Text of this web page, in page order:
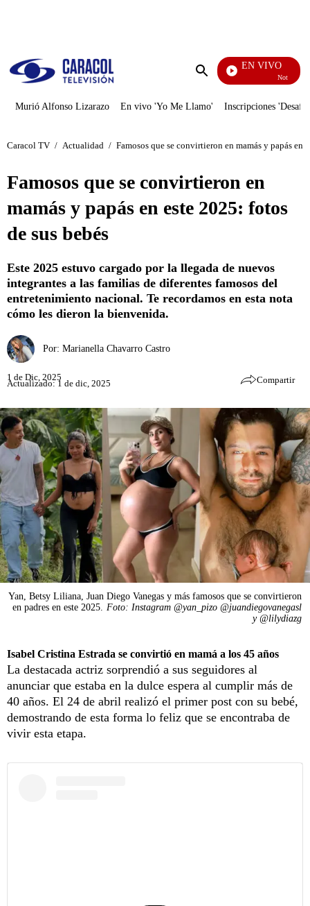
Enviar
EN VIVO
Noticias Caracol
Murió Alfonso Lizarazo En vivo 'Yo Me Llamo' Inscripciones
Caracol TV / Actualidad / Famosos que se convirtieron en mamás y papás en
Famosos que se convirtieron en
mamás y papás en este 2025: fotos
de sus bebés
Este 2025 estuvo cargado por la llegada de nuevos
integrantes a las familias de diferentes famosos del
entretenimiento nacional. Te recordamos en esta nota
cómo les dieron la bienvenida.
Por: Marianella Chavarro Castro
1 de Dic, 2025
Actualizado: 1 de dic, 2025 Compartir
Yan, Betsy Liliana, Juan Diego Vanegas y más famosos que se convirtieron
en padres en este 2025.
Foto: Instagram @yan_pizo @juandiegovanegasl
y @lilydiazg
Isabel Cristina Estrada se convirtió en mamá a los 45 años
La destacada actriz sorprendió a sus seguidores al
anunciar que estaba en la dulce espera al cumplir más de
40 años. El 24 de abril realizó el primer post con su bebé,
demostrando de esta forma lo feliz que se encontraba de
vivir esta etapa.